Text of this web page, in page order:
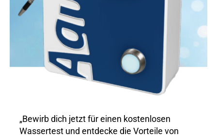
„Bewirb dich jetzt für einen kostenlosen
Wassertest und entdecke die Vorteile von